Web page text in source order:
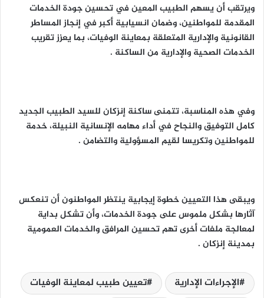
ويرتقب أن يسهم الطبيب المعين في تحسين جودة الخدمات
المقدمة للمواطنين، وضمان انسيابية أكبر في إنجاز المساطر
القانونية والإدارية المتعلقة بمعاينة الوفيات، بما يعزز تقريب
الخدمات الصحية والإدارية من الساكنة .
وفي هذه المناسبة، تتمنى ساكنة إنزكان للسيد الطبيب الجديد
كامل التوفيق والنجاح في أداء مهامه الإنسانية النبيلة، خدمة
للمواطنين وتكريسا لقيم المسؤولية والتضامن .
ويبقى هذا التعيين خطوة إيجابية ينتظر المواطنون أن تنعكس
آثارها بشكل ملموس على جودة الخدمات، وأن تشكل بداية
لمعالجة ملفات أخرى تهم تحسين المرافق والخدمات العمومية
بمدينة إنزكان .
الإجراءات الإدارية
تعيين طبيب لمعاينة الوفيات